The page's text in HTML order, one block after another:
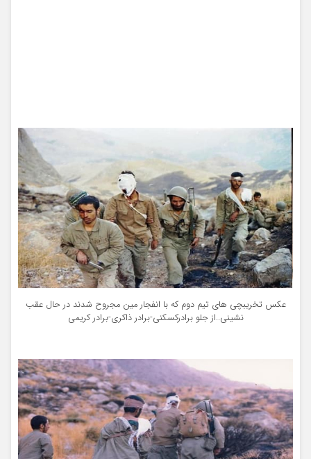
عکس تخریبچی های تیم دوم که با انفجار مین مجروح شدند در حال عقب
نشینی..از جلو برادرکسکنی-برادر ذاکری-برادر کریمی